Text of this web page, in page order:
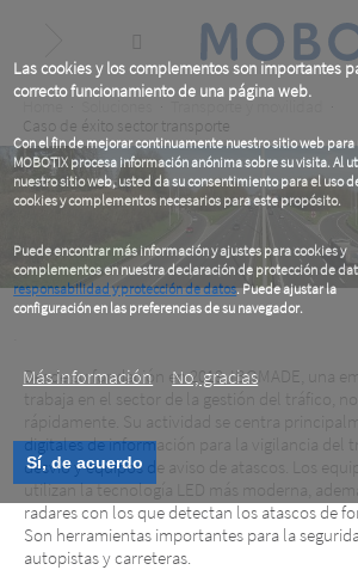
Las cookies y los complementos son importantes
correcto funcionamiento de una página web.
Con el fin de mejorar continuamente nuestro sitio web
MOBOTIX procesa información anónima sobre su visita. Al
nuestro sitio web, usted da su consentimiento para el uso
cookies y complementos necesarios para este propósito.
Puede encontrar más información y ajustes para cookies y
complementos en nuestra declaración de protección de
responsabilidad y protección de datos. Puede ajustar la
configuración en las preferencias de su navegador.
Más información
No, gracias
Sí, de acuerdo
content
Breadcrumb
Transporte y movilidad
Caso de éxito sector transporte
IBOMADE
Todos los carriles bajo
Desde su fundación en 2019, IBOMADE, una
trabaja en el sector de la gestión del tráfico,
rápidamente. Su actividad se centra
digitales de información para la vigilancia del
desvío y equipos de aviso de atascos. Los
utilizan la tecnología LED más moderna,
radares con los que detectan los atascos de
Son herramientas importantes para la
autopistas y carreteras.